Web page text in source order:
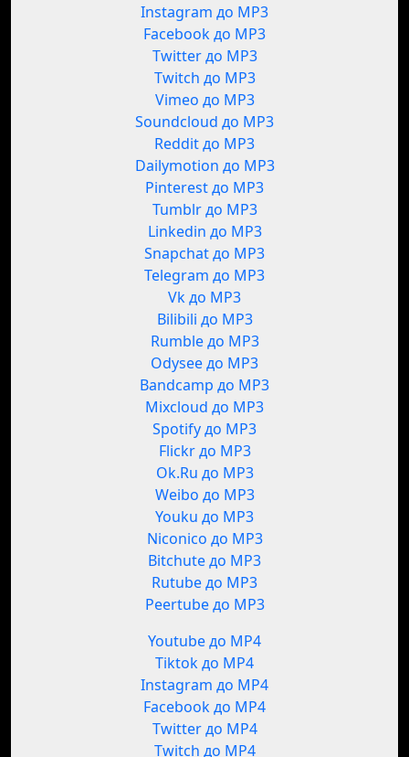
Instagram до MP3
Facebook до MP3
Twitter до MP3
Twitch до MP3
Vimeo до MP3
Soundcloud до MP3
Reddit до MP3
Dailymotion до MP3
Pinterest до MP3
Tumblr до MP3
Linkedin до MP3
Snapchat до MP3
Telegram до MP3
Vk до MP3
Bilibili до MP3
Rumble до MP3
Odysee до MP3
Bandcamp до MP3
Mixcloud до MP3
Spotify до MP3
Flickr до MP3
Ok.Ru до MP3
Weibo до MP3
Youku до MP3
Niconico до MP3
Bitchute до MP3
Rutube до MP3
Peertube до MP3
Youtube до MP4
Tiktok до MP4
Instagram до MP4
Facebook до MP4
Twitter до MP4
Twitch до MP4